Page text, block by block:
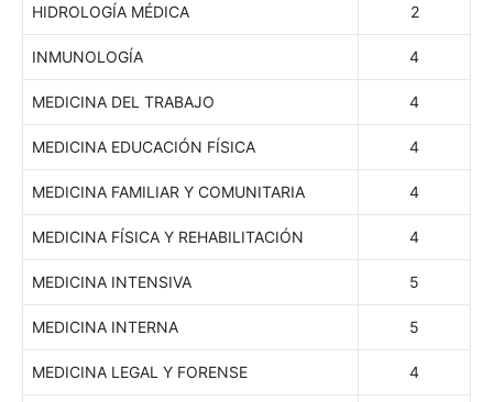
HIDROLOGÍA MÉDICA 2
INMUNOLOGÍA 4
MEDICINA DEL TRABAJO 4
MEDICINA EDUCACIÓN FÍSICA 4
MEDICINA FAMILIAR Y COMUNITARIA 4
MEDICINA FÍSICA Y REHABILITACIÓN 4
MEDICINA INTENSIVA 5
MEDICINA INTERNA 5
MEDICINA LEGAL Y FORENSE 4